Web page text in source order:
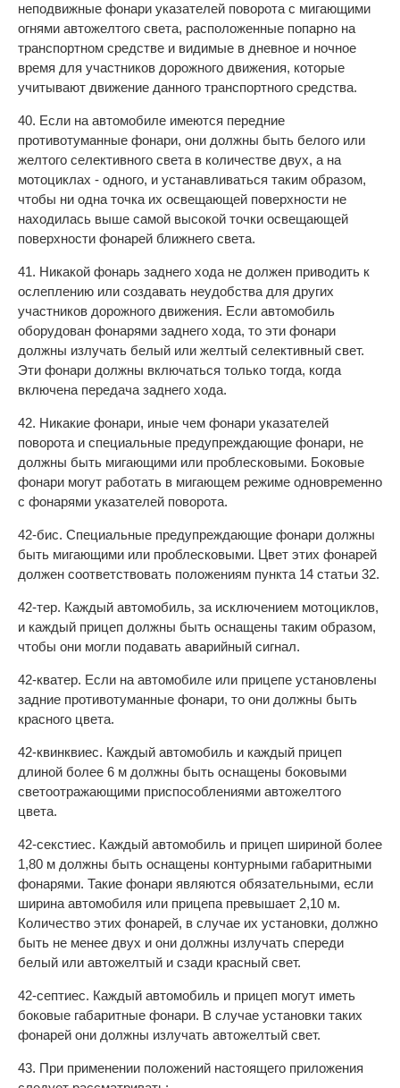
неподвижные фонари указателей поворота с мигающими
огнями автожелтого света, расположенные попарно на
транспортном средстве и видимые в дневное и ночное
время для участников дорожного движения, которые
учитывают движение данного транспортного средства.
40. Если на автомобиле имеются передние
противотуманные фонари, они должны быть белого или
желтого селективного света в количестве двух, а на
мотоциклах - одного, и устанавливаться таким образом,
чтобы ни одна точка их освещающей поверхности не
находилась выше самой высокой точки освещающей
поверхности фонарей ближнего света.
41. Никакой фонарь заднего хода не должен приводить к
ослеплению или создавать неудобства для других
участников дорожного движения. Если автомобиль
оборудован фонарями заднего хода, то эти фонари
должны излучать белый или желтый селективный свет.
Эти фонари должны включаться только тогда, когда
включена передача заднего хода.
42. Никакие фонари, иные чем фонари указателей
поворота и специальные предупреждающие фонари, не
должны быть мигающими или проблесковыми. Боковые
фонари могут работать в мигающем режиме одновременно
с фонарями указателей поворота.
42-бис. Специальные предупреждающие фонари должны
быть мигающими или проблесковыми. Цвет этих фонарей
должен соответствовать положениям пункта 14 статьи 32.
42-тер. Каждый автомобиль, за исключением мотоциклов,
и каждый прицеп должны быть оснащены таким образом,
чтобы они могли подавать аварийный сигнал.
42-кватер. Если на автомобиле или прицепе установлены
задние противотуманные фонари, то они должны быть
красного цвета.
42-квинквиес. Каждый автомобиль и каждый прицеп
длиной более 6 м должны быть оснащены боковыми
светоотражающими приспособлениями автожелтого
цвета.
42-секстиес. Каждый автомобиль и прицеп шириной более
1,80 м должны быть оснащены контурными габаритными
фонарями. Такие фонари являются обязательными, если
ширина автомобиля или прицепа превышает 2,10 м.
Количество этих фонарей, в случае их установки, должно
быть не менее двух и они должны излучать спереди
белый или автожелтый и сзади красный свет.
42-септиес. Каждый автомобиль и прицеп могут иметь
боковые габаритные фонари. В случае установки таких
фонарей они должны излучать автожелтый свет.
43. При применении положений настоящего приложения